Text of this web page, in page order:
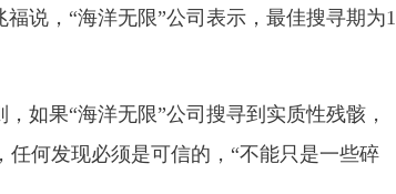
说，“海洋无限”公司表示，最佳搜寻期为1
果“海洋无限”公司搜寻到实质性残骸，
何发现必须是可信的，“不能只是一些碎